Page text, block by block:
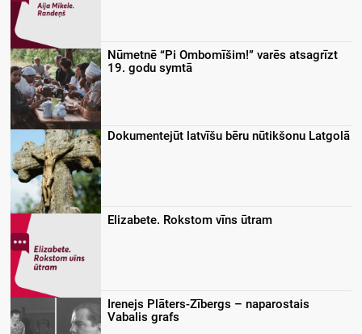
Nūmetnē “Pi Ombomīšim!” varēs atsagrīzt
19. godu symtā
Dokumentejūt latvīšu bēru nūtikšonu Latgolā
Elizabete. Rokstom vīns ūtram
Irenejs Plāters-Zībergs – naparostais
Vabalis grafs